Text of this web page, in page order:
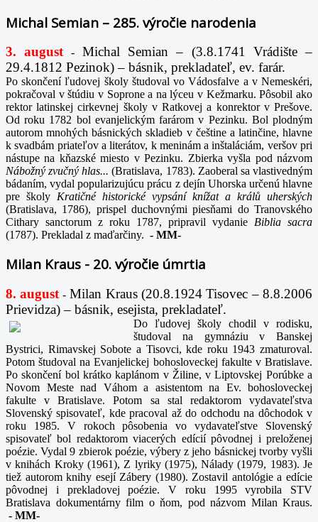
Michal Semian – 285. výročie narodenia
3. august -Michal Semian – (3.8.1741 Vrádište –
29.4.1812 Pezinok) – básnik, prekladateľ, ev. farár.
Po skončení ľudovej školy študoval vo Vádosfalve a v Nemeskéri,
pokračoval v štúdiu v Soprone a na lýceu v Kežmarku. Pôsobil ako
rektor latinskej cirkevnej školy v Ratkovej a konrektor v Prešove.
Od roku 1782 bol evanjelickým farárom v Pezinku. Bol plodným
autorom mnohých básnických skladieb v češtine a latinčine, hlavne
k svadbám priateľov a literátov, k meninám a inštaláciám, veršov pri
nástupe na kňazské miesto v Pezinku. Zbierka vyšla pod názvom
Nábožný zvučný hlas...(Bratislava, 1783). Zaoberal sa vlastivedným
bádaním, vydal popularizujúcu prácu z dejín Uhorska určenú hlavne
pre školy Kratičné historické vypsání knížat a králů uherských
(Bratislava, 1786), prispel duchovnými piesňami do Tranovského
Cithary sanctorum z roku 1787, pripravil vydanie Biblia sacra
(1787). Prekladal z maďarčiny. - MM-
Milan Kraus - 20. výročie úmrtia
8. august -Milan Kraus (20.8.1924 Tisovec – 8.8.2006
Prievidza) – básnik, esejista, prekladateľ.
Do ľudovej školy chodil v rodisku,
študoval na gymnáziu v Banskej
Bystrici, Rimavskej Sobote a Tisovci, kde roku 1943 zmaturoval.
Potom študoval na Evanjelickej bohosloveckej fakulte v Bratislave.
Po skončení bol krátko kaplánom v Žiline, v Liptovskej Porúbke a
Novom Meste nad Váhom a asistentom na Ev. bohosloveckej
fakulte v Bratislave. Potom sa stal redaktorom vydavateľstva
Slovenský spisovateľ, kde pracoval až do odchodu na dôchodok v
roku 1985. V rokoch pôsobenia vo vydavateľstve Slovenský
spisovateľ bol redaktorom viacerých edícií pôvodnej i preloženej
poézie. Vydal 9 zbierok poézie, výbery z jeho básnickej tvorby vyšli
v knihách Kroky (1961), Z lyriky (1975), Nálady (1979, 1983). Je
tiež autorom knihy esejí Zábery (1980). Zostavil antológie a edície
pôvodnej i prekladovej poézie. V roku 1995 vyrobila STV
Bratislava dokumentárny film o ňom, pod názvom Milan Kraus.
- MM-